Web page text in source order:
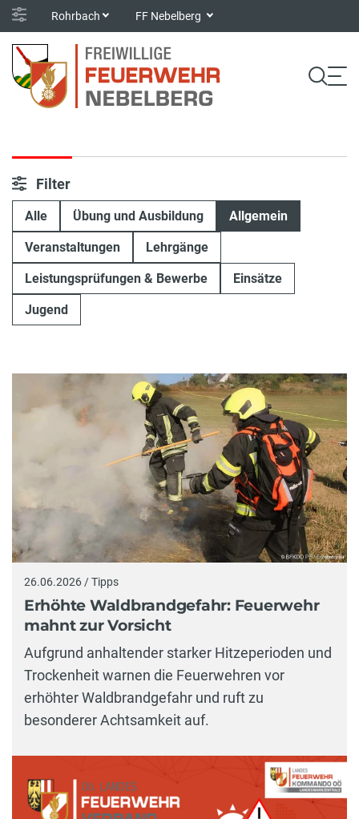
Rohrbach FF Nebelberg
Filter
Alle Übung und Ausbildung Allgemein
Veranstaltungen Lehrgänge
Leistungsprüfungen & Bewerbe Einsätze
Jugend
26.06.2026 / Tipps
Erhöhte Waldbrandgefahr: Feuerwehr
mahnt zur Vorsicht
Aufgrund anhaltender starker Hitzeperioden und
Trockenheit warnen die Feuerwehren vor
erhöhter Waldbrandgefahr und ruft zu
besonderer Achtsamkeit auf.